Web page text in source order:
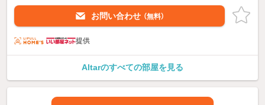
お問い合わせ （無料）
提供
Altarのすべての部屋を見る